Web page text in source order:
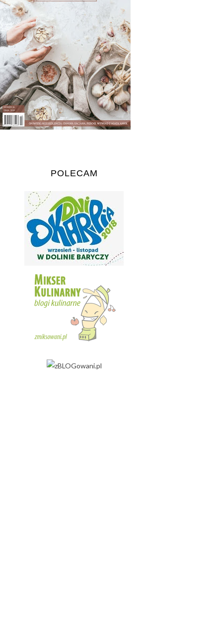
POLECAM